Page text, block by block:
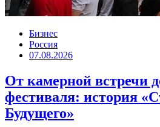
Бизнес
Россия
07.08.2026
От камерной встречи
фестиваля: история
Будущего»